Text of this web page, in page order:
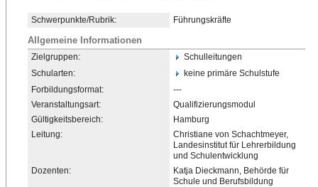
Schwerpunkte/Rubrik: Führungskräfte
Allgemeine Informationen
Zielgruppen:
Schulleitungen
Schularten:
keine primäre Schulstufe
Forbildungsformat:
---
Veranstaltungsart:
Qualifizierungsmodul
Gültigkeitsbereich:
Hamburg
Leitung:
Christiane von Schachtmeyer,
Landesinstitut für Lehrerbildung
und Schulentwicklung
Dozenten:
Katja Dieckmann, Behörde für
Schule und Berufsbildung